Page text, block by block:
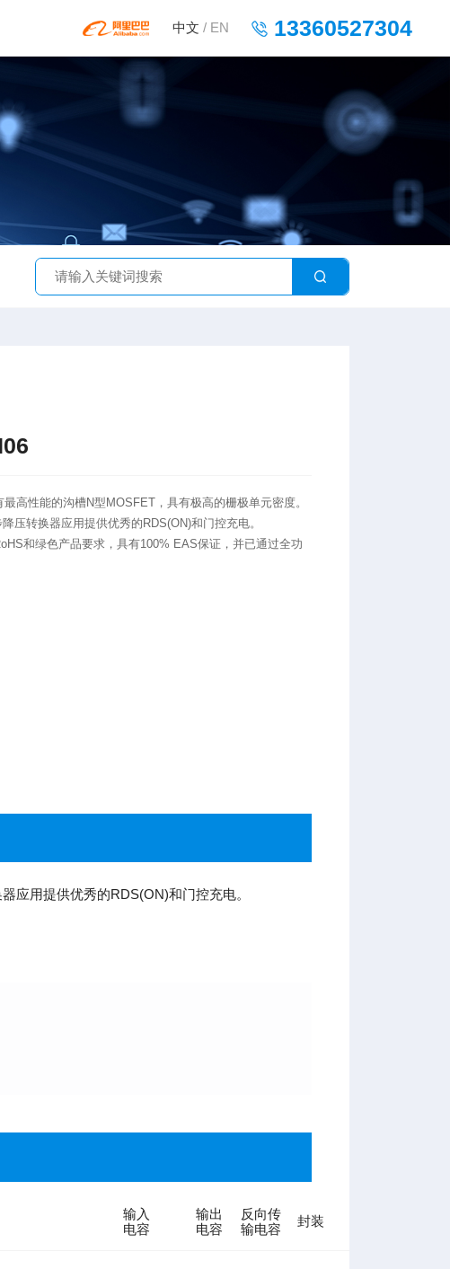
中文 / EN 13360527304
高性能的沟槽N型MOSFET，具有极高的栅极单元密度。
压转换器应用提供优秀的RDS(ON)和门控充电。
和绿色产品要求，具有100% EAS保证，并已通过全功
应用提供优秀的RDS(ON)和门控充电。
输入
电容
输出
电容
反向传
输电容
封装